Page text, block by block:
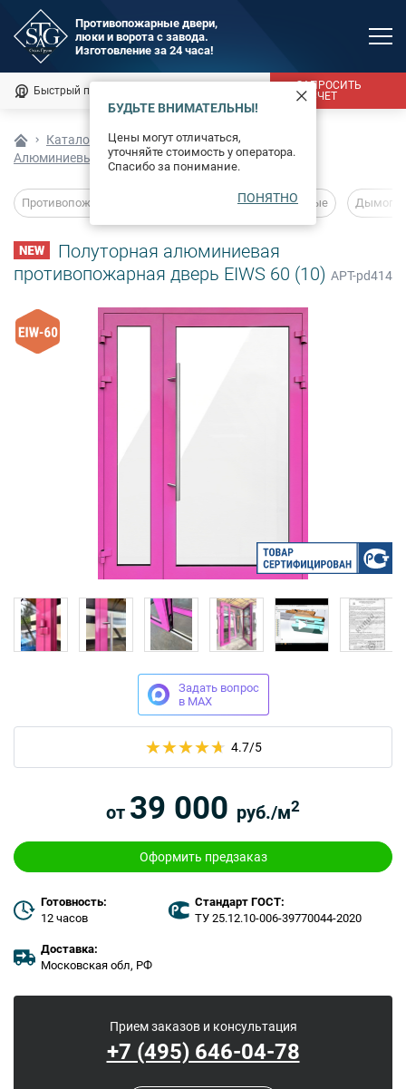
Быстрый подбор
ЗАПРОСИТЬ
РАСЧЕТ
Противопожарные двери,
люки и ворота с завода.
Изготовление за 24 часа!
Фотогалерея
Доставка и монтаж
Оплата
Сертификаты
О компании
Доставка по России
Работаем без выходных: c 9:00 до 21:00
cейчас работаем
+7 (495) 646-04-78
8 (800) 444-24-85
БУДЬТЕ ВНИМАТЕЛЬНЫ!
Цены могут отличаться,
уточняйте стоимость у оператора.
Спасибо за понимание.
ПОНЯТНО
Каталог
Алюминиевые конструкции
Алюминиевые противопожарные двери
Противопожарные двери Остекленные
Полуторная алюминиевая
противопожарная дверь EIWS 60 (10) АРТ-pd414
Задать вопрос
в MAX
4.7/5
от 39 000 руб./м2
Оформить предзаказ
Готовность:
12 часов
Стандарт ГОСТ:
ТУ 25.12.10-006-39770044-2020
Доставка:
Московская обл, РФ
Прием заказов и консультация
+7 (495) 646-04-78
MAX
Мы онлайн